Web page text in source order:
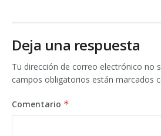
Deja una respuesta
Tu dirección de correo electrónico no
campos obligatorios están marcados
Comentario *